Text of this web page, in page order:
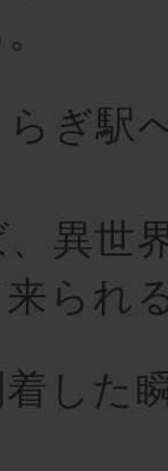
ぎ駅
異世
られ
した